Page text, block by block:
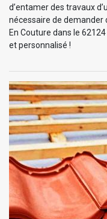
d’entamer des travaux
nécessaire de demander
En Couture dans le
et personnalisé !